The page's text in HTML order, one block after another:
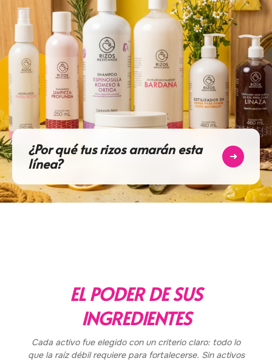
¿Por qué tus rizos amarán esta
línea?
➜
EL PODER DE SUS
INGREDIENTES
Cada activo fue elegido con un criterio claro: todo lo
que la raíz débil requiere para fortalecerse. Sin activos